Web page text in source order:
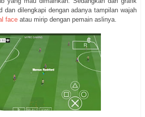
dan dilengkapi dengan adanya tampilan wajah
face atau mirip dengan pemain aslinya.